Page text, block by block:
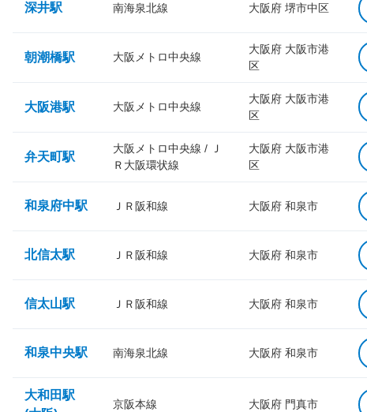
深井駅 南海泉北線 大阪府 堺市中区
朝潮橋駅 大阪メトロ中央線
大阪府 大阪市港
区
大阪港駅 大阪メトロ中央線
大阪府 大阪市港
区
弁天町駅
大阪メトロ中央線 / Ｊ
Ｒ大阪環状線
大阪府 大阪市港
区
和泉府中駅 ＪＲ阪和線 大阪府 和泉市
北信太駅 ＪＲ阪和線 大阪府 和泉市
信太山駅 ＪＲ阪和線 大阪府 和泉市
和泉中央駅 南海泉北線 大阪府 和泉市
大和田駅
京阪本線 大阪府 門真市